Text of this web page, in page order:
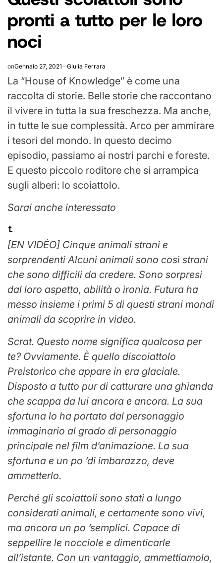
pronti a tutto per le loro
noci
onGennaio 27, 2021 Giulia Ferrara
La “House of Knowledge” è come una
raccolta di storie. Belle storie che raccontano
il vivere in tutta la sua freschezza. Ma anche,
in tutte le sue complessità. Arco per ammirare
i tesori del mondo. In questo decimo
episodio, passiamo ai nostri parchi e foreste.
E questo piccolo roditore che si arrampica
sugli alberi: lo scoiattolo.
Sarai anche interessato
[EN VIDÉO] Cinque animali strani e
sorprendenti Alcuni animali sono così strani
che sono difficili da credere. Sono sorpresi
dal loro aspetto, abilità o ironia. Futura ha
messo insieme i primi 5 di questi strani mondi
animali da scoprire in video.
Scrat. Questo nome significa qualcosa per
te? Ovviamente. È quello discoiattolo
Preistorico che appare in era glaciale.
Disposto a tutto pur di catturare una ghianda
che scappa da lui ancora e ancora. La sua
sfortuna lo ha portato dal personaggio
immaginario al grado di personaggio
principale nel film d’animazione. La sua
sfortuna e un po ‘di imbarazzo, deve
ammetterlo.
Perché gli scoiattoli sono stati a lungo
considerati animali, e certamente sono vivi,
ma ancora un po ‘semplici. Capace di
seppellire le nocciole e dimenticarle
all’istante. Con un vantaggio, ammettiamolo,